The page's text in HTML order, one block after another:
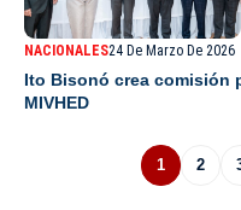
NACIONALES24 De Marzo De 2026
Ito Bisonó crea comisión
MIVHED
1 2